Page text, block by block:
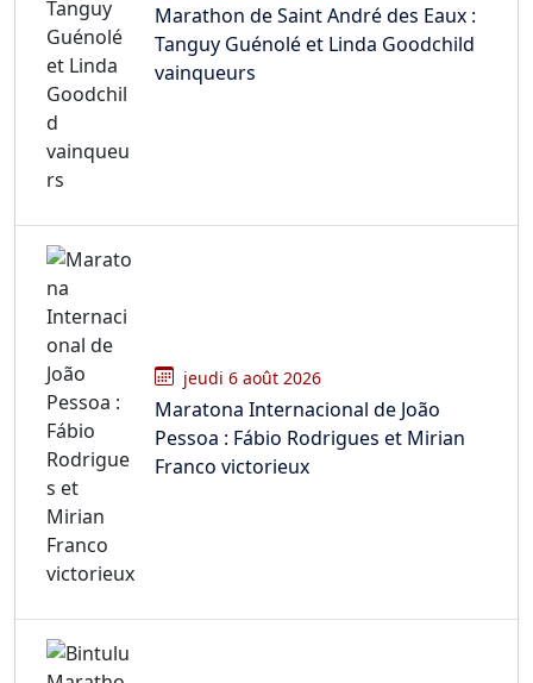
Marathon de Saint André des Eaux :
Tanguy Guénolé et Linda Goodchild
vainqueurs
jeudi 6 août 2026
Maratona Internacional de João
Pessoa : Fábio Rodrigues et Mirian
Franco victorieux